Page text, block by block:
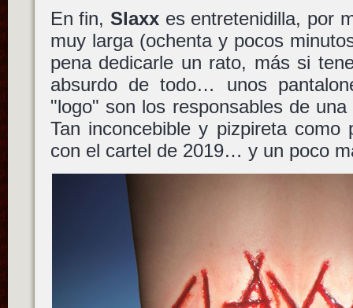
En fin, Slaxxes entretenidilla, por
muy larga (ochenta y pocos
pena dedicarle un rato, más si
absurdo de todo… unos
"logo" son los responsables de
Tan inconcebible y pizpireta como
con el cartel de 2019… y un poco